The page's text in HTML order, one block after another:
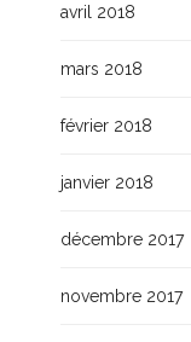
avril 2018
mars 2018
février 2018
janvier 2018
décembre 2017
novembre 2017